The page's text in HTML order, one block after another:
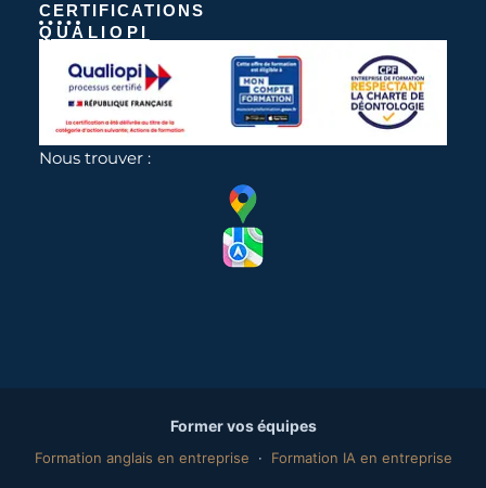
CERTIFICATIONS
QUALIOPI
Nous trouver :
Former vos équipes
Formation anglais en entreprise · Formation IA en entreprise